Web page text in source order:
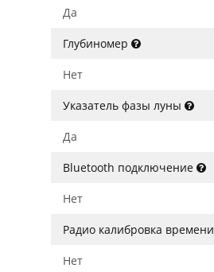
Да
Глубиномер
Нет
Указатель фазы луны
Да
Bluetooth подключение
Нет
Радио калибровка времени
Нет